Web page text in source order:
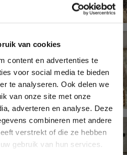
van cookies
content en advertenties te
voor social media te bieden
te analyseren. Ook delen we
van onze site met onze
adverteren en analyse. Deze
combineren met andere
verstrekt of die ze hebben
gebruik van hun services.